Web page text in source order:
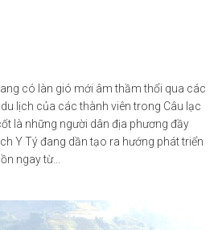
có làn gió mới âm thầm thổi qua các
lịch của các thành viên trong Câu lạc
là những người dân địa phương đầy
Y Tý đang dần tạo ra hướng phát triển
ngay từ...